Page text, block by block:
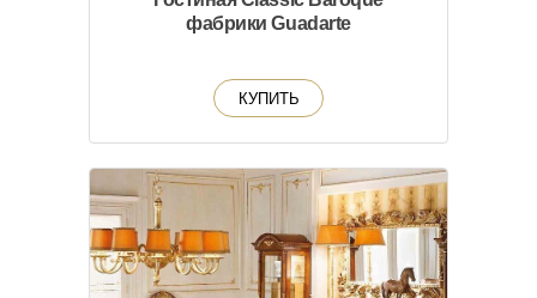
фабрики Guadarte
КУПИТЬ